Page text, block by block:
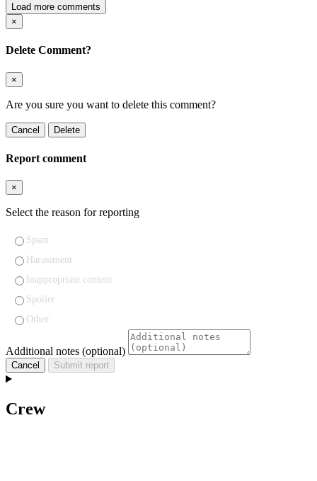
Load more comments
×
Delete Comment?
×
Are you sure you want to delete this comment?
Cancel Delete
Report comment
×
Select the reason for reporting
Spam
Harassment
Inappropriate content
Spoiler
Other
Additional notes (optional)
Cancel Submit report
Crew